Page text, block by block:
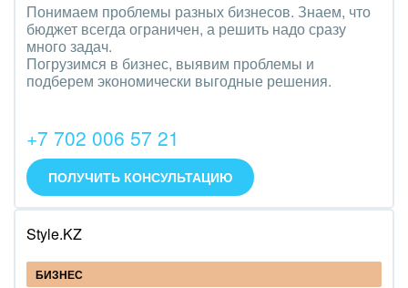
Понимаем проблемы разных бизнесов. Знаем, что
бюджет всегда ограничен, а решить надо сразу
много задач.
Погрузимся в бизнес, выявим проблемы и
подберем экономически выгодные решения.
+7 702 006 57 21
ПОЛУЧИТЬ КОНСУЛЬТАЦИЮ
Style.KZ
БИЗНЕС